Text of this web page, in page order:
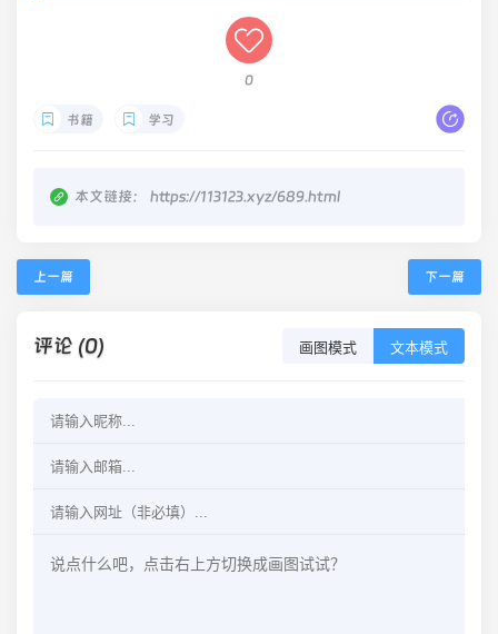
0
书籍 学习
本文链接： https://113123.xyz/689.html
上一篇 下一篇
评论 (0) 画图模式 文本模式